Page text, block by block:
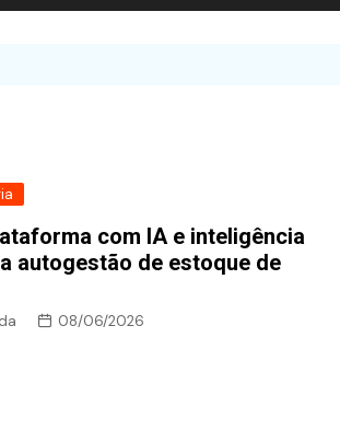
com IA e inteligência
autogestão de estoque de
08/06/2026